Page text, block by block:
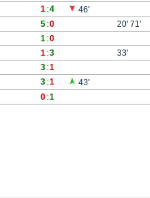
1 :4 46'
5 :0 20' 71'
1 :0
1 :3 33'
3 :1
3 :1 43'
0 :1